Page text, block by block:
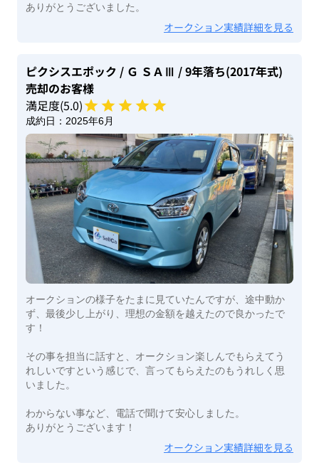
ありがとうございました。
オークション実績詳細を見る
ピクシスエポック / Ｇ ＳＡⅢ / 9年落ち(2017年式)
売却のお客様
満足度(5.0)
成約日： 2025年6月
オークションの様子をたまに見ていたんですが、途中動か
ず、最後少し上がり、理想の金額を越えたので良かったで
す！
その事を担当に話すと、オークション楽しんでもらえてう
れしいですという感じで、言ってもらえたのもうれしく思
いました。
わからない事など、電話で聞けて安心しました。
ありがとうございます！
オークション実績詳細を見る